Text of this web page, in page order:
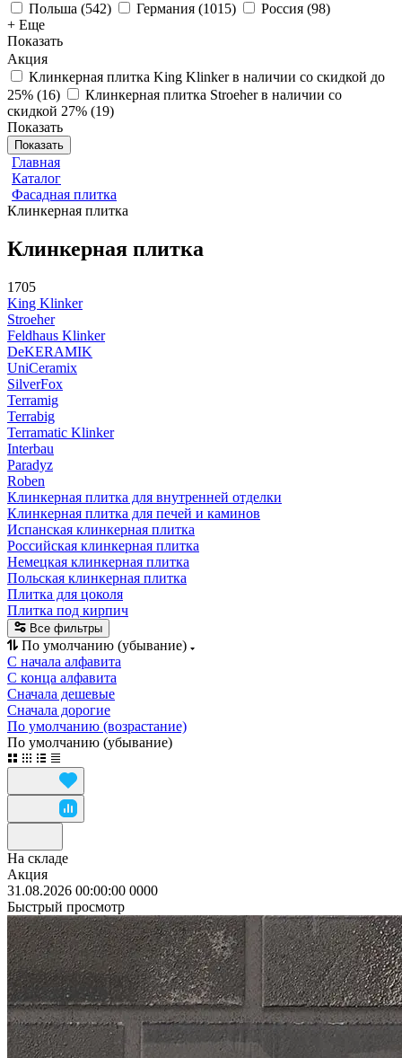
Польша (542) Германия (1015) Россия (98)
+ Еще
Показать
Акция
Клинкерная плитка King Klinker в наличии со скидкой до
25% (16)
Клинкерная плитка Stroeher в наличии со
скидкой 27% (19)
Показать
Показать
Главная
Каталог
Фасадная плитка
Клинкерная плитка
Клинкерная плитка
1705
King Klinker
Stroeher
Feldhaus Klinker
DeKERAMIK
UniCeramix
SilverFox
Terramig
Terrabig
Terramatic Klinker
Interbau
Paradyz
Roben
Клинкерная плитка для внутренней отделки
Клинкерная плитка для печей и каминов
Испанская клинкерная плитка
Российская клинкерная плитка
Немецкая клинкерная плитка
Польская клинкерная плитка
Плитка для цоколя
Плитка под кирпич
Все фильтры
По умолчанию (убывание)
С начала алфавита
С конца алфавита
Сначала дешевые
Сначала дорогие
По умолчанию (возрастание)
По умолчанию (убывание)
На складе
Акция
31.08.2026 00:00:00 0000
Быстрый просмотр